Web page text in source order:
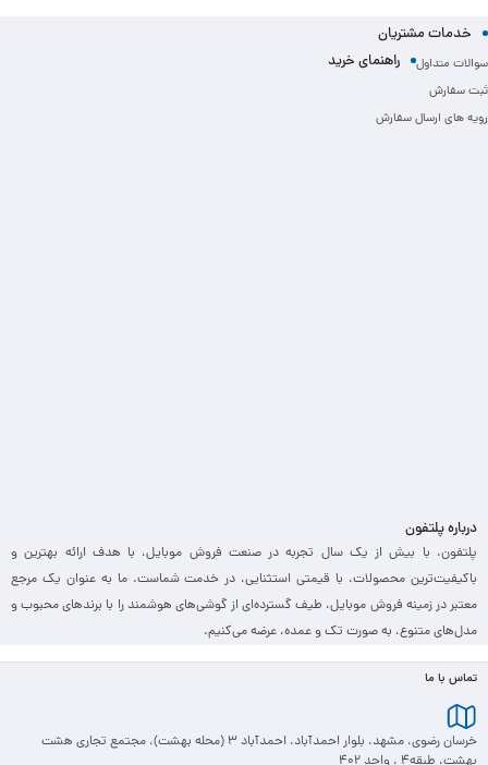
خدمات مشتریان
سوالات متداول راهنمای خرید
ثبت سفارش
رویه های ارسال سفارش
درباره پلتفون
پلتفون، با بیش از یک سال تجربه در صنعت فروش موبایل، با هدف ارائه بهترین و
باکیفیت‌ترین محصولات، با قیمتی استثنایی، در خدمت شماست. ما به عنوان یک مرجع
معتبر در زمینه فروش موبایل، طیف گسترده‌ای از گوشی‌های هوشمند را با برندهای محبوب و
مدل‌های متنوع، به صورت تک و عمده، عرضه می‌کنیم.
تماس با ما
خرسان رضوی، مشهد، بلوار احمدآباد، احمدآباد 3 (محله بهشت)، مجتمع تجاری هشت